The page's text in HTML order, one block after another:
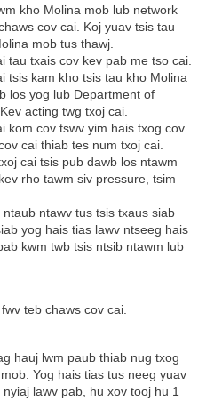
kho Molina mob lub network
cov cai. Koj yuav tsis tau
mob tus thawj.
tau txais cov kev pab me tso cai.
tsis kam kho tsis tau kho Molina
los yog lub Department of
acting twg txoj cai.
kom cov tswv yim hais txog cov
cai thiab tes num txoj cai.
cai tsis pub dawb los ntawm
rho tawm siv pressure, tsim
ntawv tus tsis txaus siab
yog hais tias lawv ntseeg hais
kwm twb tsis ntsib ntawm lub
teb chaws cov cai.
hauj lwm paub thiab nug txog
Yog hais tias tus neeg yuav
lawv pab, hu xov tooj hu 1